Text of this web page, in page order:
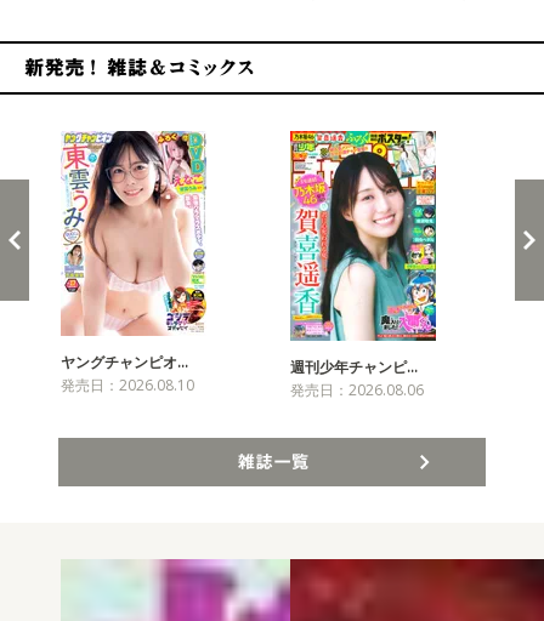
ヤングチャンピオ…
発売日：2026.08.10
週刊少年チャンピ…
発売日：2026.08.06